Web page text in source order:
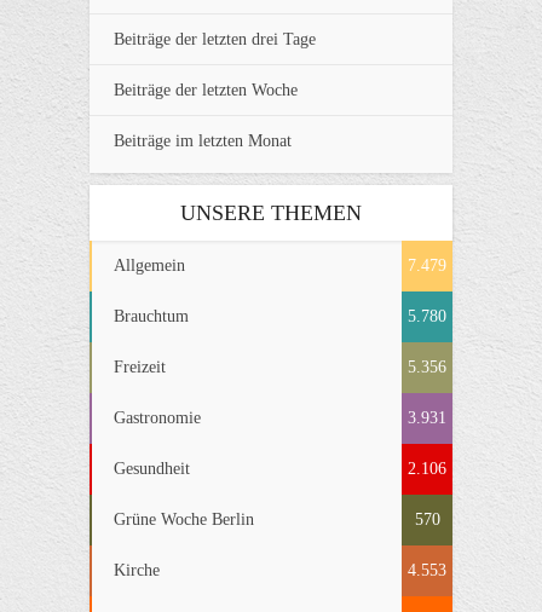
Beiträge der letzten drei Tage
Beiträge der letzten Woche
Beiträge im letzten Monat
UNSERE THEMEN
Allgemein 7.479
Brauchtum 5.780
Freizeit 5.356
Gastronomie 3.931
Gesundheit 2.106
Grüne Woche Berlin 570
Kirche 4.553